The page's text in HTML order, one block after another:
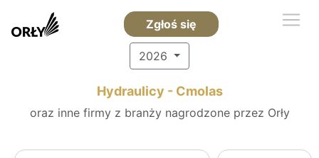
Zgłoś się
2026
Hydraulicy - Cmolas
oraz inne firmy z branży nagrodzone przez Orły